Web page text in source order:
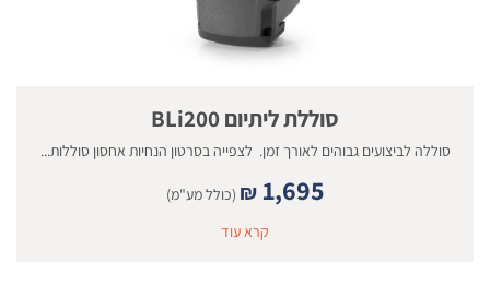
סוללת ליתיום BLi200
סוללה לביצועים גבוהים לאורך זמן. לצפייה בסרטון הנחיות אחסון סוללות...
₪ 1,695
(כולל מע"מ)
קרא עוד